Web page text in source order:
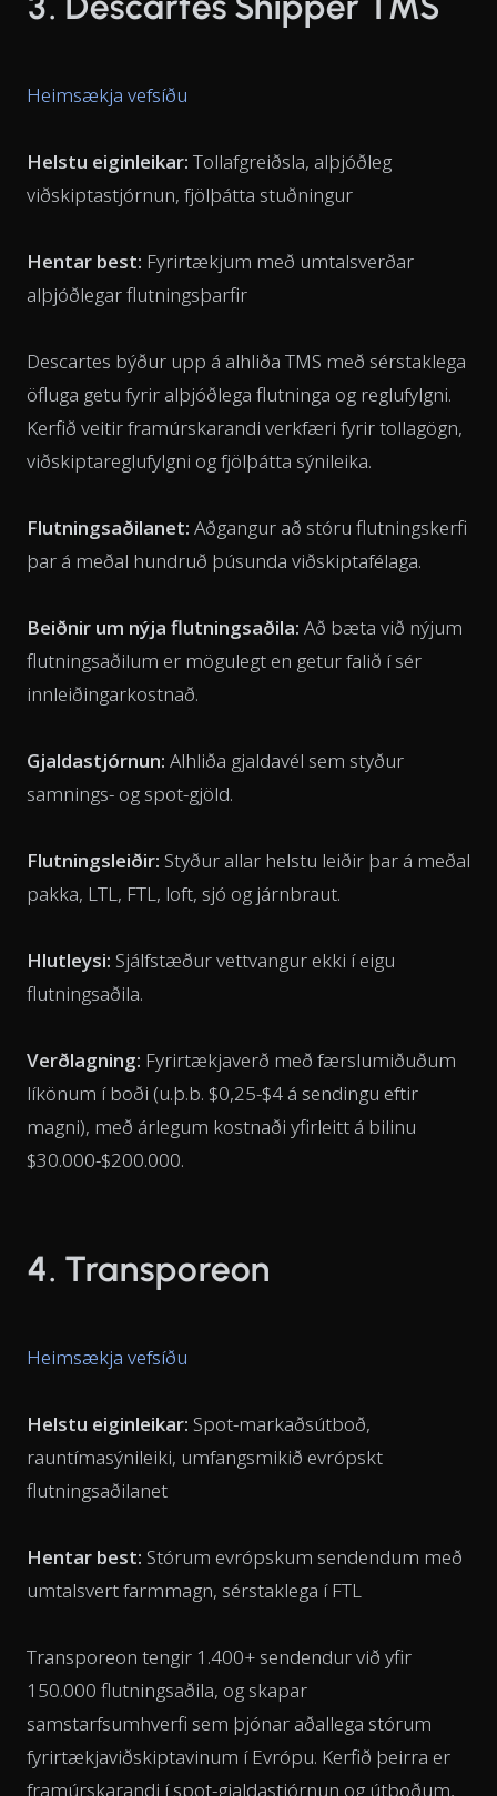
Heimsækja vefsíðu
Helstu eiginleikar: Tollafgreiðsla, alþjóðleg
viðskiptastjórnun, fjölþátta stuðningur
Hentar best: Fyrirtækjum með umtalsverðar
alþjóðlegar flutningsþarfir
Descartes býður upp á alhliða TMS með sérstaklega
öfluga getu fyrir alþjóðlega flutninga og reglufylgni.
Kerfið veitir framúrskarandi verkfæri fyrir tollagögn,
viðskiptareglufylgni og fjölþátta sýnileika.
Flutningsaðilanet: Aðgangur að stóru flutningskerfi
þar á meðal hundruð þúsunda viðskiptafélaga.
Beiðnir um nýja flutningsaðila: Að bæta við nýjum
flutningsaðilum er mögulegt en getur falið í sér
innleiðingarkostnað.
Gjaldastjórnun: Alhliða gjaldavél sem styður
samnings- og spot-gjöld.
Flutningsleiðir: Styður allar helstu leiðir þar á meðal
pakka, LTL, FTL, loft, sjó og járnbraut.
Hlutleysi: Sjálfstæður vettvangur ekki í eigu
flutningsaðila.
Verðlagning: Fyrirtækjaverð með færslumiðuðum
líkönum í boði (u.þ.b. $0,25-$4 á sendingu eftir
magni), með árlegum kostnaði yfirleitt á bilinu
$30.000-$200.000.
4. Transporeon
Heimsækja vefsíðu
Helstu eiginleikar: Spot-markaðsútboð,
rauntímasýnileiki, umfangsmikið evrópskt
flutningsaðilanet
Hentar best: Stórum evrópskum sendendum með
umtalsvert farmmagn, sérstaklega í FTL
Transporeon tengir 1.400+ sendendur við yfir
150.000 flutningsaðila, og skapar
samstarfsumhverfi sem þjónar aðallega stórum
fyrirtækjaviðskiptavinum í Evrópu. Kerfið þeirra er
framúrskarandi í spot-gjaldastjórnun og útboðum,